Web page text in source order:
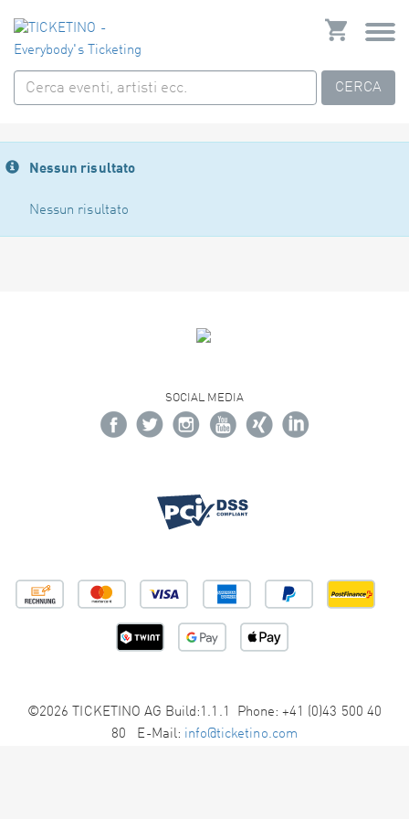
CERCA
Nessun risultato
Nessun risultato
SOCIAL MEDIA
©2026 TICKETINO AG Build:1.1.1 Phone: +41 (0)43 500 40
80 E-Mail: info@ticketino.com